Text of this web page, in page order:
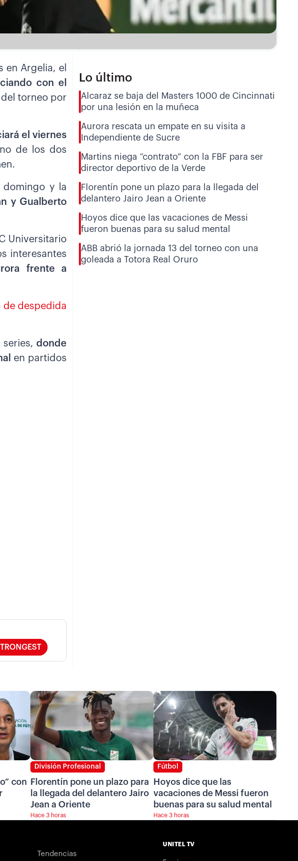
en Argelia, el
con el
torneo por
el viernes
de los dos
domingo y la
y Gualberto
Universitario
interesantes
frente a
de despedida
series,donde
en partidos
Lo último
Alcaraz se baja del Masters 1000 de Cincinnati
por una lesión en la muñeca
Aurora rescata un empate en su visita a
Independiente de Sucre
Martins niega “contrato” con la FBF para ser
director deportivo de la Verde
Florentín pone un plazo para la llegada del
delantero Jairo Jean a Oriente
Hoyos dice que las vacaciones de Messi
fueron buenas para su salud mental
ABB abrió la jornada 13 del torneo con una
goleada a Totora Real Oruro
con
División Profesional
Florentín pone un plazo para
la llegada del delantero Jairo
Jean a Oriente
Hace 3 horas
Fútbol
Hoyos dice que las
vacaciones de Messi fueron
buenas para su salud mental
Hace 3 horas
Tendencias
UNITEL TV